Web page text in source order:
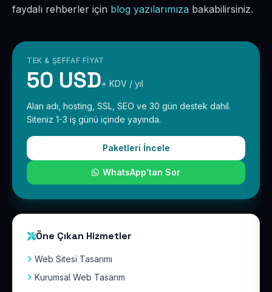
faydalı rehberler için blog yazılarımıza bakabilirsiniz.
TEK & ŞEFFAF FIYAT
50 USD+ KDV / yıl
Alan adı, hosting, SSL, SEO ve 30 gün destek dahil.
Siteniz 1-3 iş günü içinde yayında.
Paketleri İncele
WhatsApp'tan Sor
Öne Çıkan Hizmetler
Web Sitesi Tasarımı
Kurumsal Web Tasarım